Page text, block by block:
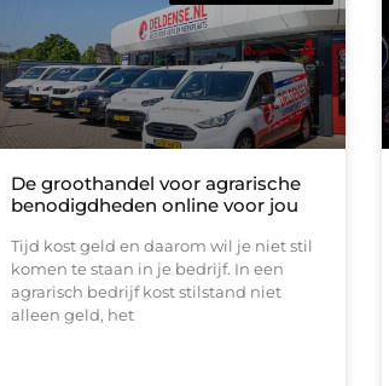
De groothandel voor agrarische
benodigdheden online voor jou
Tijd kost geld en daarom wil je niet stil
komen te staan in je bedrijf. In een
agrarisch bedrijf kost stilstand niet
alleen geld, het